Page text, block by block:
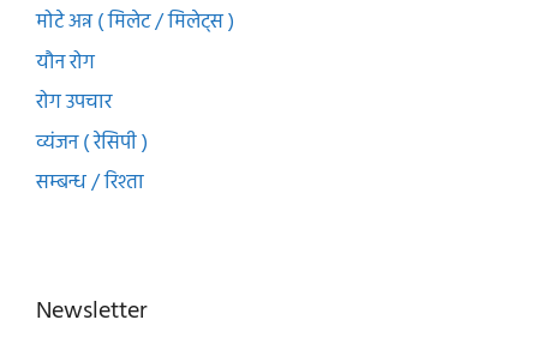
मोटे अन्न ( मिलेट / मिलेट्स )
यौन रोग
रोग उपचार
व्यंजन ( रेसिपी )
सम्बन्ध / रिश्ता
Newsletter